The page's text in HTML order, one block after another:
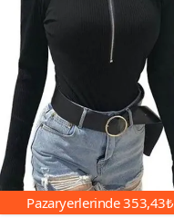
Pazaryerlerinde353,43₺